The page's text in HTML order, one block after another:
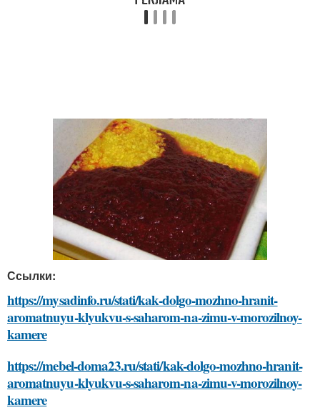
Ссылки:
https://mysadinfo.ru/stati/kak-dolgo-mozhno-hranit-
aromatnuyu-klyukvu-s-saharom-na-zimu-v-morozilnoy-
kamere
https://mebel-doma23.ru/stati/kak-dolgo-mozhno-hranit-
aromatnuyu-klyukvu-s-saharom-na-zimu-v-morozilnoy-
kamere